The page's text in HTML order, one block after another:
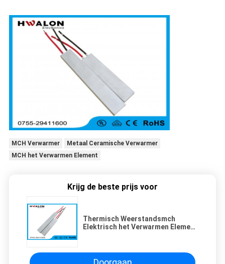
MCH Verwarmer
Metaal Ceramische Verwarmer
MCH het Verwarmen Element
Krijg de beste prijs voor
Thermisch Weerstandsmch
Elektrisch het Verwarmen Element